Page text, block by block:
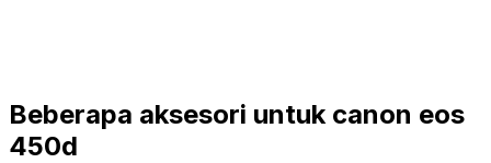
Beberapa aksesori untuk canon eos
450d